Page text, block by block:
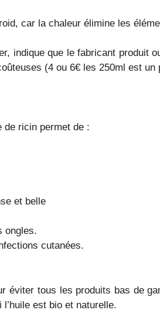
car la chaleur élimine les
indique que le fabricant produit
(4 ou 6€ les 250ml est
de ricin permet de :
et belle
ongles.
cutanées.
éviter tous les produits bas de
est bio et naturelle.